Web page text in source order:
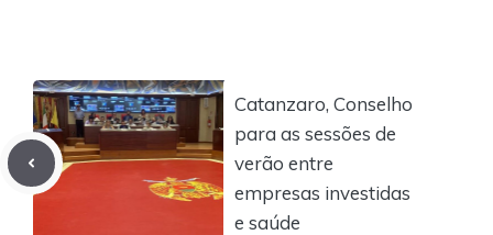
Catanzaro, Conselho
para as sessões de
verão entre
empresas investidas
e saúde